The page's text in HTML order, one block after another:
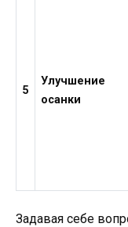
5
Улучшение
осанки
Задавая себе